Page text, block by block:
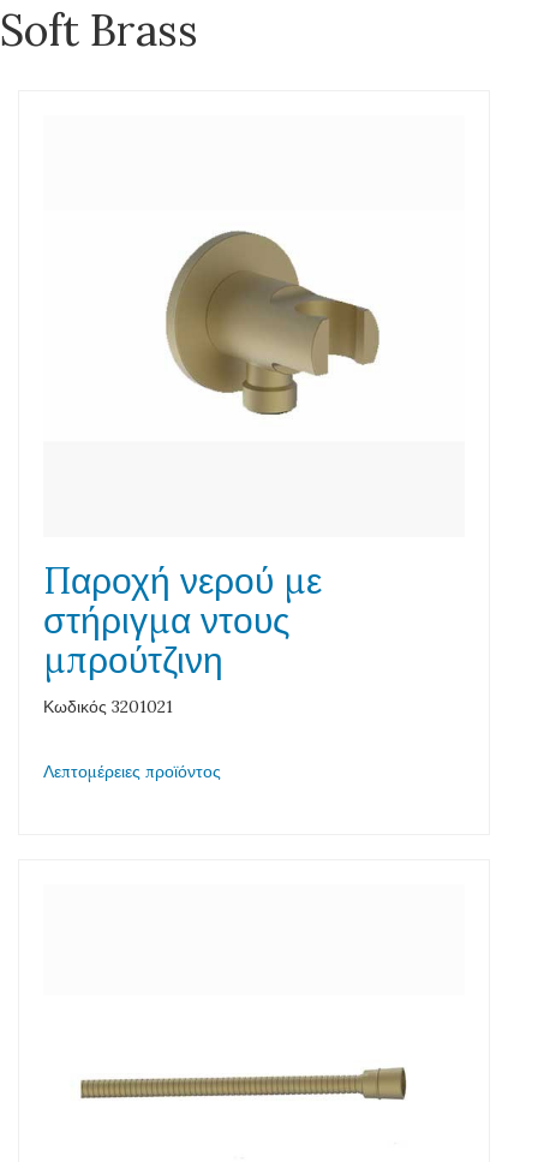
Soft Brass
Παροχή νερού με
στήριγμα ντους
μπρούτζινη
Κωδικός 3201021
Λεπτομέρειες προϊόντος